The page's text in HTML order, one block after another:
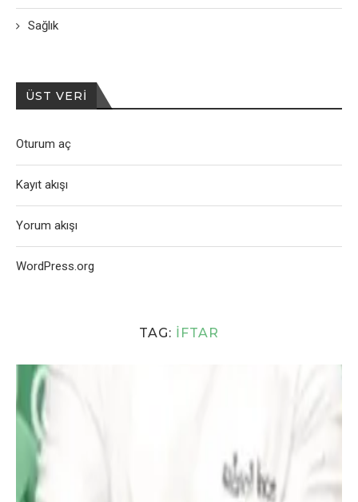
TAG: İFTAR
Sağlık
ÜST VERI
Oturum aç
Kayıt akışı
Yorum akışı
WordPress.org